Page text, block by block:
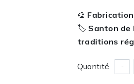
🎨
🏷️ Santon de
traditions
Quantité -